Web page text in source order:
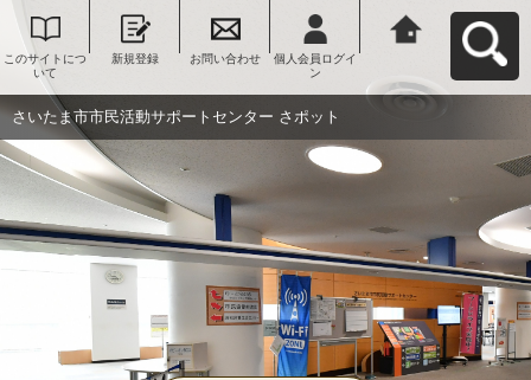
このサイトにつ
いて
新規登録 お問い合わせ
個人会員ログイ
ン
ンター さポット
へ戻る
さいたま市市民活動サポートセンター さポット